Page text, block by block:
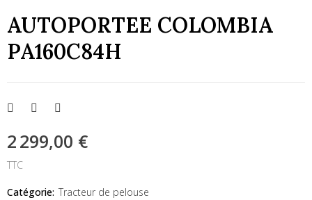
AUTOPORTEE COLOMBIA
PA160C84H
2 299,00 €
TTC
Catégorie: Tracteur de pelouse